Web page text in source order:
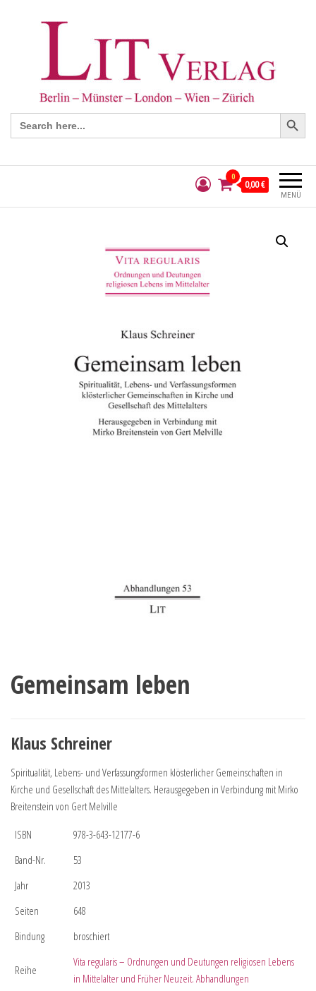
Search
for:
Search Button
MENÜ
0
0,00 €
Gemeinsam leben
Klaus Schreiner
Spiritualität, Lebens- und Verfassungsformen klösterlicher Gemeinschaften in
Kirche und Gesellschaft des Mittelalters. Herausgegeben in Verbindung mit Mirko
Breitenstein von Gert Melville
ISBN
978-3-643-12177-6
Band-Nr.
53
Jahr
2013
Seiten
648
Bindung
broschiert
Reihe
Vita regularis – Ordnungen und Deutungen religiosen Lebens
in Mittelalter und Früher Neuzeit. Abhandlungen